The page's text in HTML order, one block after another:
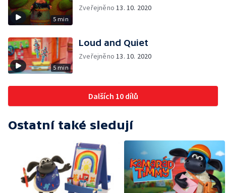
5 min
Zveřejněno13. 10. 2020
5 min
Loud and Quiet
Zveřejněno13. 10. 2020
Dalších 10 dílů
Ostatní také sledují